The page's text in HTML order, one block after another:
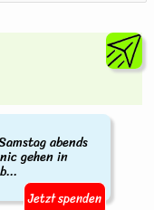
abends
gehen in
Jetzt spenden